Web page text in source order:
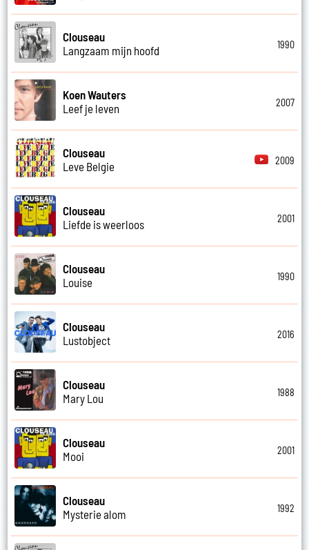
Clouseau
Langzaam mijn hoofd
1990
Koen Wauters
Leef je leven
2007
Clouseau
Leve Belgie
2009
Clouseau
Liefde is weerloos
2001
Clouseau
Louise
1990
Clouseau
Lustobject
2016
Clouseau
Mary Lou
1988
Clouseau
Mooi
2001
Clouseau
Mysterie alom
1992